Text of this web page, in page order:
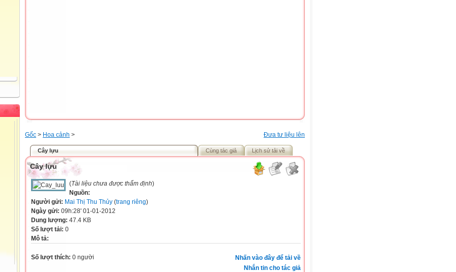
Đưa tư liệu lên
Gốc > Hoa cảnh >
Cây lựu Cùng tác giả Lịch sử tải về
Cây lựu
(Tài liệu chưa được thẩm định)
Nguồn:
Người gửi: Mai Thị Thu Thủy (trang riêng)
Ngày gửi: 09h:28' 01-01-2012
Dung lượng: 47.4 KB
Số lượt tải: 0
Mô tả:
Nhấn vào đây để tải về
Nhắn tin cho tác giả
Số lượt thích: 0 người